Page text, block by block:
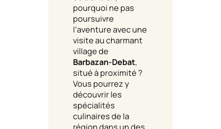
pourquoi ne pas
poursuivre
l’aventure avec une
visite au charmant
village de
Barbazan-Debat,
situé à proximité ?
Vous pourrez y
découvrir les
spécialités
culinaires de la